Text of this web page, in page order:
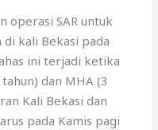
operasi SAR untuk
kali Bekasi pada
ini terjadi ketika
dan MHA (3
Kali Bekasi dan
pada Kamis pagi